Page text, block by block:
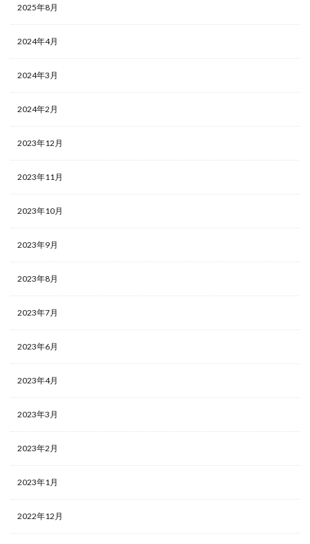
2025年8月
2024年4月
2024年3月
2024年2月
2023年12月
2023年11月
2023年10月
2023年9月
2023年8月
2023年7月
2023年6月
2023年4月
2023年3月
2023年2月
2023年1月
2022年12月